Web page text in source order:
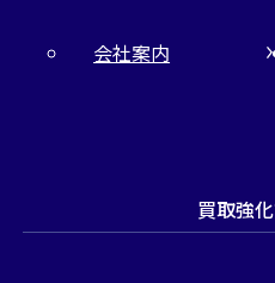
会社案内
買取強化